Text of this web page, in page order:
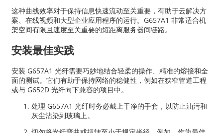
这种曲线效率对于保持信息快速流动至关重要，有助于云解决方
案、在线视频和大型企业应用程序的运行。G657A1 非常适合机
架空间有限且速度至关重要的短距离服务器间链路。
安装最佳实践
安装 G657A1 光纤需要巧妙地结合轻柔的操作、精准的熔接和全
面的测试。它们有助于保持网络的稳健性，例如在狭窄管道工程
或与 G652D 光纤向下兼容的项目中。
处理 G657A1 光纤时务必戴上干净的手套，以防止油污和
灰尘沾染到玻璃上。